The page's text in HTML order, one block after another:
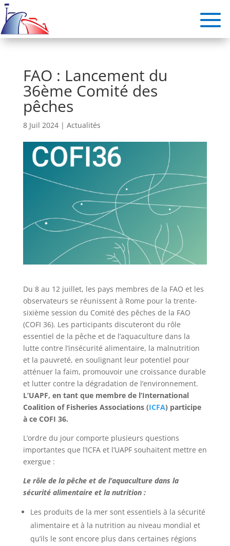
FAO : Lancement du
36ème Comité des
pêches
8 Juil 2024| Actualités
Du 8 au 12 juillet, les pays membres de la FAO et les
observateurs se réunissent à Rome pour la trente-
sixième session du Comité des pêches de la FAO
(COFI 36). Les participants discuteront du rôle
essentiel de la pêche et de l’aquaculture dans la
lutte contre l’insécurité alimentaire, la malnutrition
et la pauvreté, en soulignant leur potentiel pour
atténuer la faim, promouvoir une croissance durable
et lutter contre la dégradation de l’environnement.
L’UAPF, en tant que membre de l’International
Coalition of Fisheries Associations (ICFA) participe
à ce COFI 36.
L’ordre du jour comporte plusieurs questions
importantes que l’ICFA et l’UAPF souhaitent mettre en
exergue :
Le rôle de la pêche et de l’aquaculture dans la
sécurité alimentaire et la nutrition :
Les produits de la mer sont essentiels à la sécurité
alimentaire et à la nutrition au niveau mondial et
qu’ils le sont encore plus dans certaines régions